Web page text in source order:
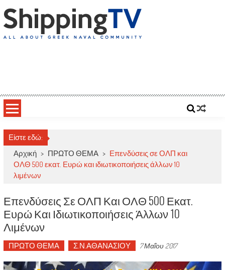
to
content
Είστε εδώ:
Αρχική > ΠΡΩΤΟ ΘΕΜΑ > Επενδύσεις σε ΟΛΠ και
ΟΛΘ 500 εκατ. Ευρώ και ιδιωτικοποιήσεις άλλων 10
λιμένων
Επενδύσεις Σε ΟΛΠ Και ΟΛΘ 500 Εκατ.
Ευρώ Και Ιδιωτικοποιήσεις Άλλων 10
Λιμένων
ΠΡΩΤΟ ΘΕΜΑ Σ.Ν.ΑΘΑΝΑΣΙΟΥ 7 Μαΐου 2017